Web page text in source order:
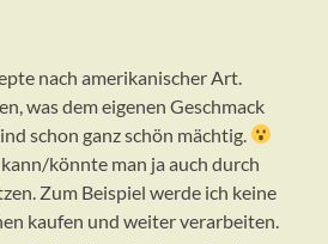
nach amerikanischer Art.
was dem eigenen Geschmack
schon ganz schön mächtig.
könnte man ja auch durch
Zum Beispiel werde ich keine
kaufen und weiter verarbeiten.